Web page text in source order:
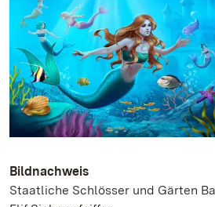
Bildnachweis
Staatliche Schlösser und Gärten